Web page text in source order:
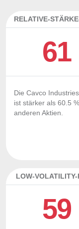
61
Die Cavco
ist stärker als 60.5
anderen Aktien.
LOW-VOLATILITY-
59